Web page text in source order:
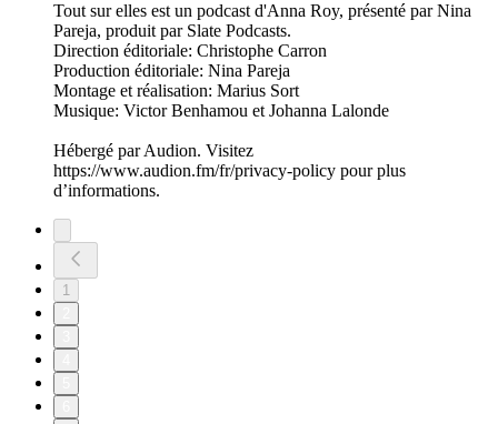
Tout sur elles est un podcast d'Anna Roy, présenté par Nina
Pareja, produit par Slate Podcasts.
Direction éditoriale: Christophe Carron
Production éditoriale: Nina Pareja
Montage et réalisation: Marius Sort
Musique: Victor Benhamou et Johanna Lalonde
Hébergé par Audion. Visitez
https://www.audion.fm/fr/privacy-policy pour plus
d’informations.
1